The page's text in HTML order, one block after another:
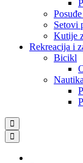
Setovi
Kutije
Rekreacija i
Bicikl
Nautika